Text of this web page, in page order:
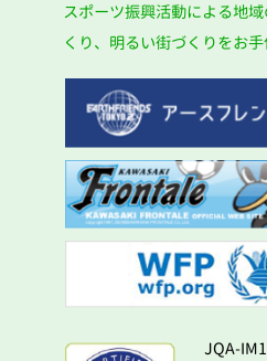
スポーツ振興活動による地域
くり、明るい街づくりをお手
JQA-